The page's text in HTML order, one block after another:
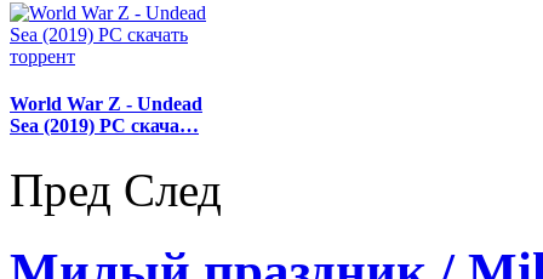
World War Z - Undead
Sea (2019) PC скача…
Пред След